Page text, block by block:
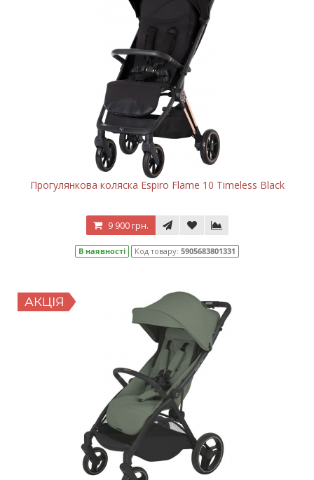
Прогулянкова коляска Espiro Flame 10 Timeless Black
9 900 грн.
В наявності Код товару: 5905683801331